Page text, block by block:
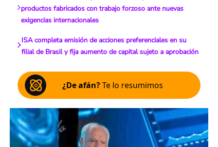
productos fabricados con trabajo forzoso ante nuevas
exigencias internacionales
ISA completa emisión de acciones preferenciales en su
filial de Brasil y fija aumento de capital sujeto a aprobación
¿De afán?Te lo resumimos